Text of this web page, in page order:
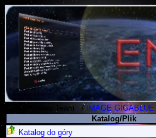
Polish Koders Team /IMAGE GIGABLUE
Katalog/Plik
Katalog do góry